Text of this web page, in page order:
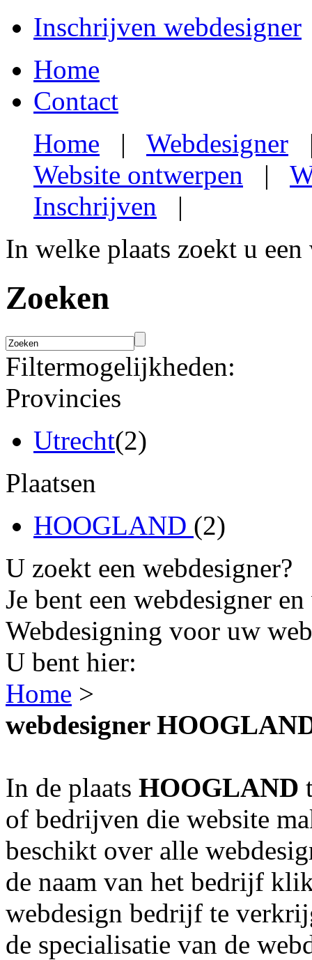
Inschrijven webdesigner
Home
Contact
Home | Webdesigner
Website ontwerpen |
Inschrijven |
In welke plaats zoekt u een
Zoeken
Filtermogelijkheden:
Provincies
Utrecht(2)
Plaatsen
HOOGLAND (2)
U zoekt een webdesigner?
Je bent een webdesigner
Webdesigning voor uw
U bent hier:
Home >
webdesigner
In de plaats HOOGLAND
of bedrijven die website
beschikt over alle
de naam van het bedrijf
webdesign bedrijf te
de specialisatie van de